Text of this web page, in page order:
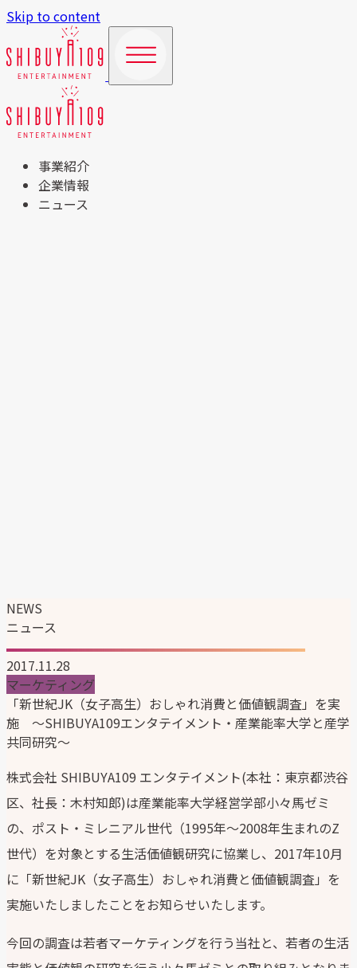
Skip to content
事業紹介
企業情報
ニュース
NEWS
ニュース
2017.11.28
マーケティング
「新世紀JK（女子高生）おしゃれ消費と価値観調査」を実
施 ～SHIBUYA109エンタテイメント・産業能率大学と産学
共同研究～
株式会社 SHIBUYA109 エンタテイメント(本社：東京都渋谷
区、社長：木村知郎)は産業能率大学経営学部小々馬ゼミ
の、ポスト・ミレニアル世代（1995年～2008年生まれのZ
世代）を対象とする生活価値観研究に協業し、2017年10月
に「新世紀JK（女子高生）おしゃれ消費と価値観調査」を
実施いたしましたことをお知らせいたします。
今回の調査は若者マーケティングを行う当社と、若者の生活